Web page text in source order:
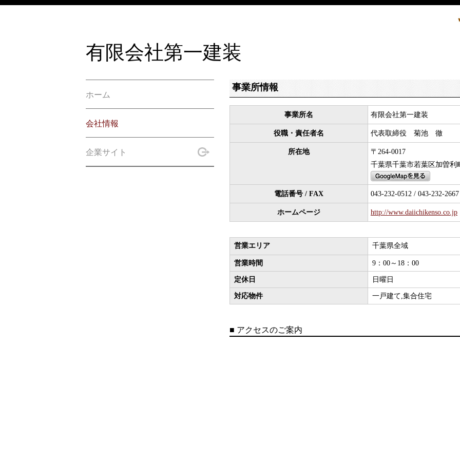
有限会社第一建装
ホーム
会社情報
企業サイト
事業所情報
事業所名 有限会社第一建装
役職・責任者名 代表取締役 菊池 徹
所在地
〒264-0017
千葉県千葉市若葉区加曽利
電話番号 / FAX 043-232-0512 / 043-232-2667
ホームページ http://www.daiichikenso.co.jp
営業エリア 千葉県全域
営業時間 9：00～18：00
定休日 日曜日
対応物件 一戸建て,集合住宅
■ アクセスのご案内